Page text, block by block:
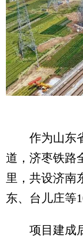
作为山东省
道，济枣铁路
里，共设济南
东、台儿庄等
项目建成后